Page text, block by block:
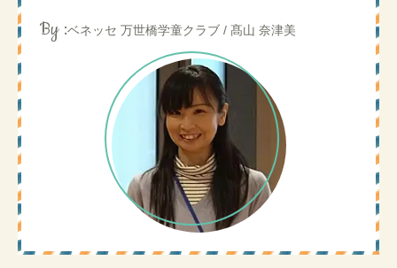
By :ベネッセ 万世橋学童クラブ / 髙山 奈津美